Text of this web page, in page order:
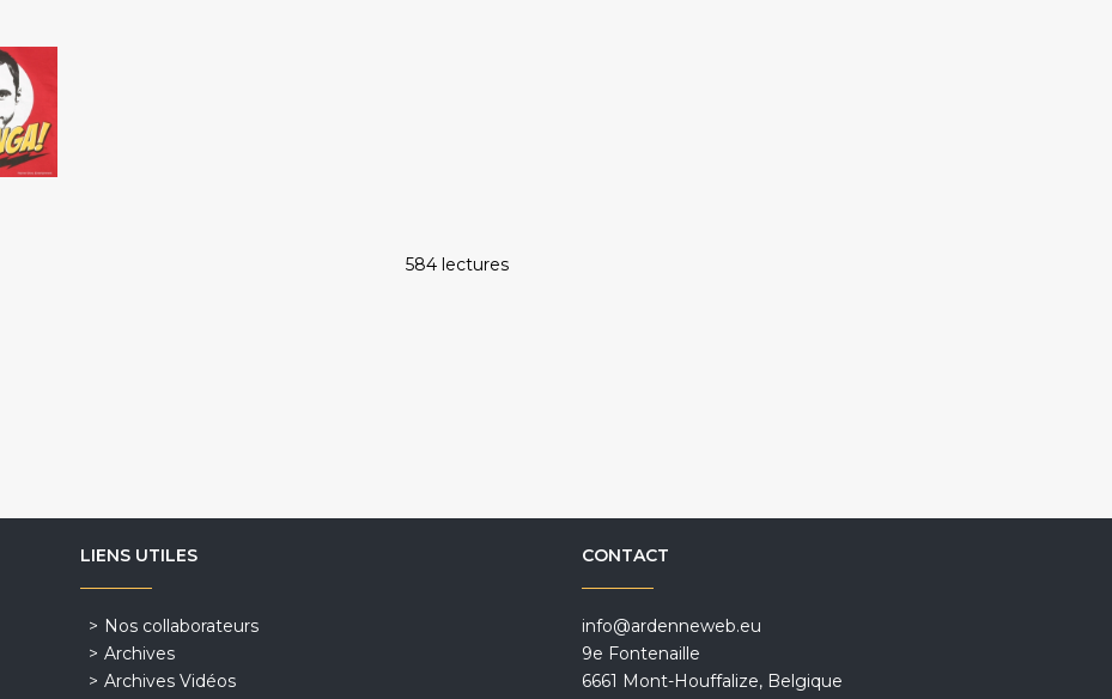
584 lectures
LIENS UTILES
Nos collaborateurs
Archives
Archives Vidéos
CONTACT
info@ardenneweb.eu
9e Fontenaille
6661 Mont-Houffalize, Belgique